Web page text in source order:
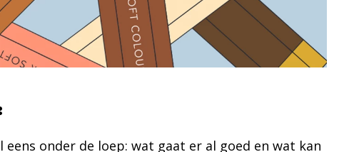
onder de loep: wat gaat er al goed en wat kan